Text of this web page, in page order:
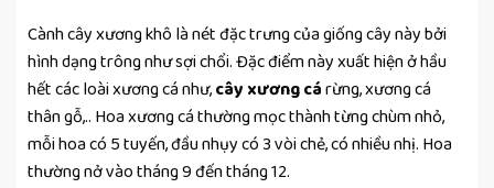
Cành cây xương khô là nét đặc trưng của giống cây này bởi
hình dạng trông như sợi chổi. Đặc điểm này xuất hiện ở hầu
hết các loài xương cá như,cây xương cárừng, xương cá
thân gỗ,.. Hoa xương cá thường mọc thành từng chùm nhỏ,
mỗi hoa có 5 tuyến, đầu nhụy có 3 vòi chẻ, có nhiều nhị. Hoa
thường nở vào tháng 9 đến tháng 12.